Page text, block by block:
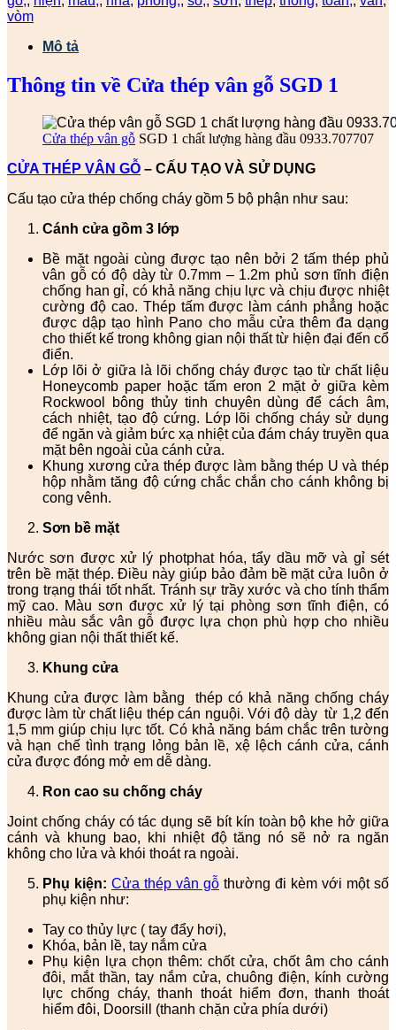
vòm
Mô tả
Thông tin về Cửa thép vân gỗ SGD 1
Cửa thép vân gỗ SGD 1 chất lượng hàng đầu 0933.707707
CỬA THÉP VÂN GỖ – CẤU TẠO VÀ SỬ DỤNG
Cấu tạo cửa thép chống cháy gồm 5 bộ phận như sau:
Cánh cửa gồm 3 lớp
Bề mặt ngoài cùng được tạo nên bởi 2 tấm thép phủ
vân gỗ có độ dày từ 0.7mm – 1.2m phủ sơn tĩnh điện
chống han gỉ, có khả năng chịu lực và chịu được nhiệt
cường độ cao. Thép tấm được làm cánh phẳng hoặc
được dập tạo hình Pano cho mẫu cửa thêm đa dạng
cho thiết kế trong không gian nội thất từ hiện đại đến cổ
điển.
Lớp lõi ở giữa là lõi chống cháy được tạo từ chất liệu
Honeycomb paper hoặc tấm eron 2 mặt ở giữa kèm
Rockwool bông thủy tinh chuyên dùng để cách âm,
cách nhiệt, tạo độ cứng. Lớp lõi chống cháy sử dụng
để ngăn và giảm bức xạ nhiệt của đám cháy truyền qua
mặt bên ngoài của cánh cửa.
Khung xương cửa thép được làm bằng thép U và thép
hộp nhằm tăng độ cứng chắc chắn cho cánh không bị
cong vênh.
Sơn bề mặt
Nước sơn được xử lý photphat hóa, tẩy dầu mỡ và gỉ sét
trên bề mặt thép. Điều này giúp bảo đảm bề mặt cửa luôn ở
trong trạng thái tốt nhất. Tránh sự trầy xước và cho tính thẩm
mỹ cao. Màu sơn được xử lý tại phòng sơn tĩnh điện, có
nhiều màu sắc vân gỗ được lựa chọn phù hợp cho nhiều
không gian nội thất thiết kế.
Khung cửa
Khung cửa được làm bằng thép có khả năng chống cháy
được làm từ chất liệu thép cán nguội. Với độ dày từ 1,2 đến
1,5 mm giúp chịu lực tốt. Có khả năng bám chắc trên tường
và hạn chế tình trạng lỏng bản lề, xệ lệch cánh cửa, cánh
cửa được đóng mở em dễ dàng.
Ron cao su chống cháy
Joint chống cháy có tác dụng sẽ bít kín toàn bộ khe hở giữa
cánh và khung bao, khi nhiệt độ tăng nó sẽ nở ra ngăn
không cho lửa và khói thoát ra ngoài.
Phụ kiện: Cửa thép vân gỗ thường đi kèm với một số
phụ kiện như:
Tay co thủy lực ( tay đẩy hơi),
Khóa, bản lề, tay nắm cửa
Phụ kiện lựa chọn thêm: chốt cửa, chốt âm cho cánh
đôi, mắt thần, tay nắm cửa, chuông điện, kính cường
lực chống cháy, thanh thoát hiểm đơn, thanh thoát
hiểm đôi, Doorsill (thanh chặn cửa phía dưới)